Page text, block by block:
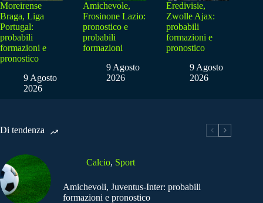
Moreirense
Braga, Liga
Portugal:
probabili
formazioni e
pronostico
9 Agosto
2026
Amichevole,
Frosinone Lazio:
pronostico e
probabili
formazioni
9 Agosto
2026
Eredivisie,
Zwolle Ajax:
probabili
formazioni e
pronostico
9 Agosto
2026
Di tendenza
Calcio, Sport
Amichevoli, Juventus-Inter: probabili
formazioni e pronostico